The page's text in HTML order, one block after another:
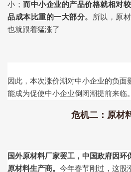
小； 而中小企业的产品价格就相对
品成本比重的一大部分。 所以，原
也就跟着猛涨了
因此，本次涨价潮对中小企业的负面
能成为促使中小企业倒闭潮提前来临。
危机二：原材
国外原材料厂家罢工，中国政府因环
原材料生产商。 今年春节刚过，这股